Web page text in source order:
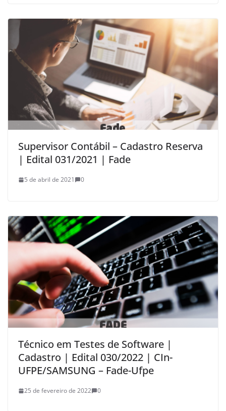
Supervisor Contábil – Cadastro Reserva
| Edital 031/2021 | Fade
5 de abril de 2021 0
Técnico em Testes de Software |
Cadastro | Edital 030/2022 | CIn-
UFPE/SAMSUNG – Fade-Ufpe
25 de fevereiro de 2022 0